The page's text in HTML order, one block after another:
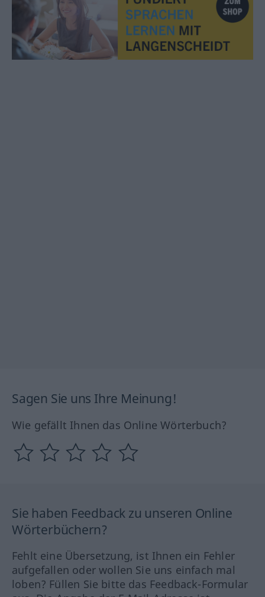
Sagen Sie uns Ihre Meinung!
Wie gefällt Ihnen das Online Wörterbuch?
Sie haben Feedback zu unseren Online
Wörterbüchern?
Fehlt eine Übersetzung, ist Ihnen ein Fehler
aufgefallen oder wollen Sie uns einfach mal
loben? Füllen Sie bitte das Feedback-Formular